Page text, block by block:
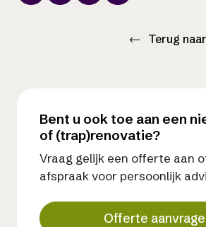
Terug
Bent u ook toe aan een
of (trap)renovatie?
Vraag gelijk een offerte aan
afspraak voor persoonlijk
Offerte